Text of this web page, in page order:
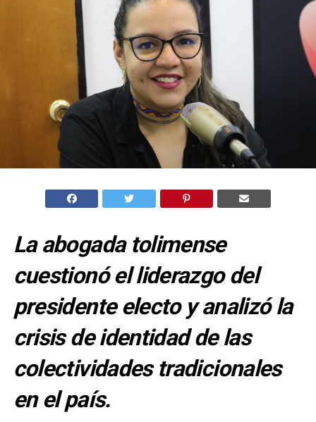
La abogada tolimense
cuestionó el liderazgo del
presidente electo y analizó la
crisis de identidad de las
colectividades tradicionales
en el país.